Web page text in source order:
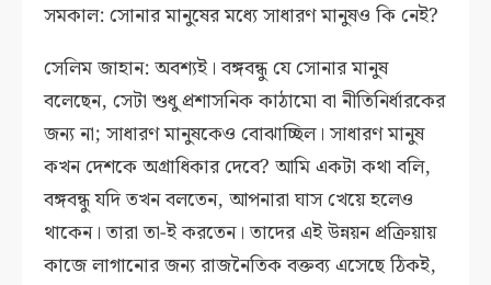
সমকাল: সোনার মানুষের মধ্যে সাধারণ মানুষও কি নেই?
সেলিম জাহান: অবশ্যই। বঙ্গবন্ধু যে সোনার মানুষ
বলেছেন, সেটা শুধু প্রশাসনিক কাঠামো বা নীতিনির্ধারকের
জন্য না; সাধারণ মানুষকেও বোঝাচ্ছিল। সাধারণ মানুষ
কখন দেশকে অগ্রাধিকার দেবে? আমি একটা কথা বলি,
বঙ্গবন্ধু যদি তখন বলতেন, আপনারা ঘাস খেয়ে হলেও
থাকেন। তারা তা-ই করতেন। তাদের এই উন্নয়ন প্রক্রিয়ায়
কাজে লাগানোর জন্য রাজনৈতিক বক্তব্য এসেছে ঠিকই,